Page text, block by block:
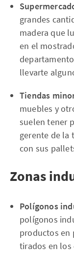
grandes
madera que
en el
llevarte
Tiendas
muebles y
suelen tener
gerente de la
con sus
Zonas
Polígonos
polígonos
productos en
tirados en los